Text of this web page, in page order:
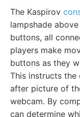
The Kaspirov
lampshade
buttons, all
players make
buttons as they
This instructs
after picture of
webcam. By
can determine